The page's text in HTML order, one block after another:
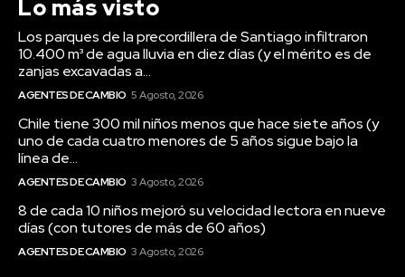
Lo más visto
Los parques de la precordillera de Santiago infiltraron
10.400 m³ de agua lluvia en diez días (y el mérito es de
zanjas excavadas a...
AGENTES DE CAMBIO 5 Agosto, 2026
Chile tiene 300 mil niños menos que hace siete años (y
uno de cada cuatro menores de 5 años sigue bajo la
línea de...
AGENTES DE CAMBIO 3 Agosto, 2026
8 de cada 10 niños mejoró su velocidad lectora en nueve
días (con tutores de más de 60 años)
AGENTES DE CAMBIO 3 Agosto, 2026